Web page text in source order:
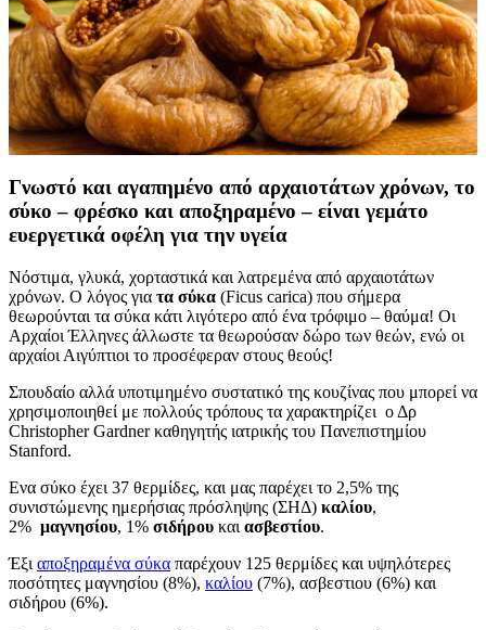
Γνωστό και αγαπημένο από αρχαιοτάτων χρόνων, το
σύκο – φρέσκο και αποξηραμένο – είναι γεμάτο
ευεργετικά οφέλη για την υγεία
Νόστιμα, γλυκά, χορταστικά και λατρεμένα από αρχαιοτάτων
χρόνων. Ο λόγος για τα σύκα (Ficus carica) που σήμερα
θεωρούνται τα σύκα κάτι λιγότερο από ένα τρόφιμο – θαύμα! Οι
Αρχαίοι Έλληνες άλλωστε τα θεωρούσαν δώρο των θεών, ενώ οι
αρχαίοι Αιγύπτιοι το προσέφεραν στους θεούς!
Σπουδαίο αλλά υποτιμημένο συστατικό της κουζίνας που μπορεί να
χρησιμοποιηθεί με πολλούς τρόπους τα χαρακτηρίζει ο Δρ
Christopher Gardner καθηγητής ιατρικής του Πανεπιστημίου
Stanford.
Ενα σύκο έχει 37 θερμίδες, και μας παρέχει το 2,5% της
συνιστώμενης ημερήσιας πρόσληψης (ΣΗΔ) καλίου,
2% μαγνησίου, 1% σιδήρου και ασβεστίου.
Έξι αποξηραμένα σύκα παρέχουν 125 θερμίδες και υψηλότερες
ποσότητες μαγνησίου (8%), καλίου (7%), ασβεστιου (6%) και
σιδήρου (6%).